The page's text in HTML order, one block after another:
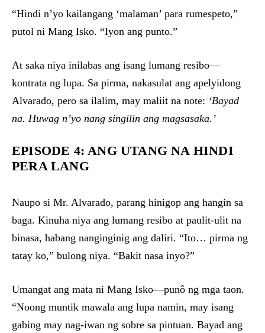
“Hindi n’yo kailangang ‘malaman’ para rumespeto,”
putol ni Mang Isko. “Iyon ang punto.”
At saka niya inilabas ang isang lumang resibo—
kontrata ng lupa. Sa pirma, nakasulat ang apelyidong
Alvarado, pero sa ilalim, may maliit na note: ‘Bayad
na. Huwag n’yo nang singilin ang magsasaka.’
EPISODE 4: ANG UTANG NA HINDI
PERA LANG
Naupo si Mr. Alvarado, parang hinigop ang hangin sa
baga. Kinuha niya ang lumang resibo at paulit-ulit na
binasa, habang nanginginig ang daliri. “Ito… pirma ng
tatay ko,” bulong niya. “Bakit nasa inyo?”
Umangat ang mata ni Mang Isko—punô ng mga taon.
“Noong muntik mawala ang lupa namin, may isang
gabing may nag-iwan ng sobre sa pintuan. Bayad ang